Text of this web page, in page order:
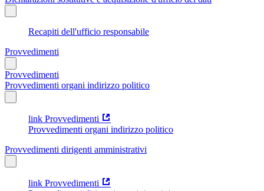
Recapiti dell'ufficio responsabile
Provvedimenti
Provvedimenti
Provvedimenti organi indirizzo politico
link Provvedimenti
Provvedimenti organi indirizzo politico
Provvedimenti dirigenti amministrativi
link Provvedimenti